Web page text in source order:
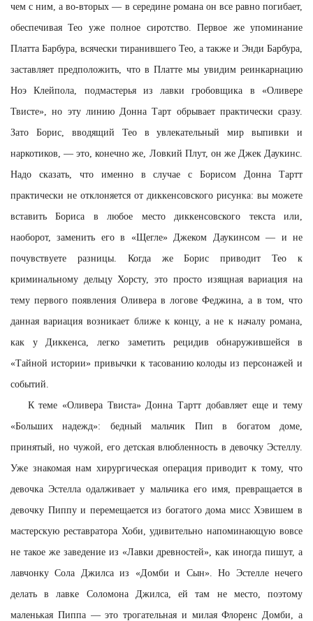
чем с ним, а во-вторых — в середине романа он все равно погибает,
обеспечивая Тео уже полное сиротство. Первое же упоминание
Платта Барбура, всячески тиранившего Тео, а также и Энди Барбура,
заставляет предположить, что в Платте мы увидим реинкарнацию
Ноэ Клейпола, подмастерья из лавки гробовщика в «Оливере
Твисте», но эту линию Донна Тарт обрывает практически сразу.
Зато Борис, вводящий Тео в увлекательный мир выпивки и
наркотиков, — это, конечно же, Ловкий Плут, он же Джек Даукинс.
Надо сказать, что именно в случае с Борисом Донна Тартт
практически не отклоняется от диккенсовского рисунка: вы можете
вставить Бориса в любое место диккенсовского текста или,
наоборот, заменить его в «Щегле» Джеком Даукинсом — и не
почувствуете разницы. Когда же Борис приводит Тео к
криминальному дельцу Хорсту, это просто изящная вариация на
тему первого появления Оливера в логове Феджина, а в том, что
данная вариация возникает ближе к концу, а не к началу романа,
как у Диккенса, легко заметить рецидив обнаружившейся в
«Тайной истории» привычки к тасованию колоды из персонажей и
событий.
К теме «Оливера Твиста» Донна Тартт добавляет еще и тему
«Больших надежд»: бедный мальчик Пип в богатом доме,
принятый, но чужой, его детская влюбленность в девочку Эстеллу.
Уже знакомая нам хирургическая операция приводит к тому, что
девочка Эстелла одалживает у мальчика его имя, превращается в
девочку Пиппу и перемещается из богатого дома мисс Хэвишем в
мастерскую реставратора Хоби, удивительно напоминающую вовсе
не такое же заведение из «Лавки древностей», как иногда пишут, а
лавчонку Сола Джилса из «Домби и Сын». Но Эстелле нечего
делать в лавке Соломона Джилса, ей там не место, поэтому
маленькая Пиппа — это трогательная и милая Флоренс Домби, а